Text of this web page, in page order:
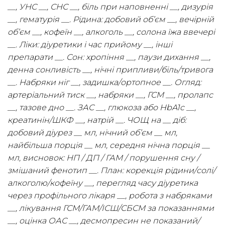
__, УНС __, СНС __, біль при наповненні __, дизурія
__, гематурія __. Рідина: добовий об’єм __, вечірній
об’єм __, кофеїн __, алкоголь __, солона їжа ввечері
__. Ліки: діуретики і час прийому __, інші
препарати __. Сон: хропіння __, паузи дихання __,
денна сонливість __, нічні припливи/біль/тривога
__. Набряки ніг __, задишка/ортопное __. Огляд:
артеріальний тиск __, набряки __, ГСМ __, пролапс
__, тазове дно __. ЗАС __, глюкоза або HbA1c __,
креатинін/ШКФ __, натрій __. ЧОЩ на __ діб:
добовий діурез __ мл, нічний об’єм __ мл,
найбільша порція __ мл, середня нічна порція __
мл, висновок: НП / ДП / ГАМ / порушення сну /
змішаний фенотип __. План: корекція рідини/солі/
алкоголю/кофеїну __, перегляд часу діуретика
через профільного лікаря __, робота з набряками
__, лікування ГСМ/ГАМ/ІСШ/СБСМ за показаннями
__, оцінка ОАС __, десмопресин не показаний/